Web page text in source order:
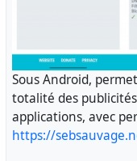
Sous Android,
totalité des
applications, avec
https://